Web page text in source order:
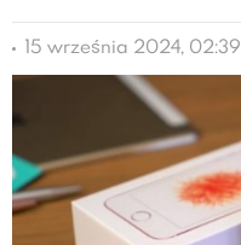
15 września 2024, 02:39